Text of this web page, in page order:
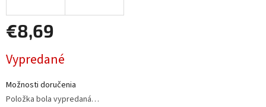
€8,69
cena:
Vypredané
Možnosti doručenia
Položka bola vypredaná…